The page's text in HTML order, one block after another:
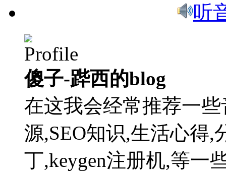
听
傻子-跸西的blog
在这我会经常推荐一
源,SEO知识,生活心得,
丁,keygen注册机,等一